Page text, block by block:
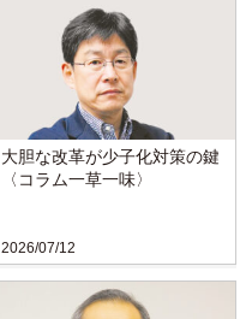
2026/07/12
大胆な改革が少子化対策の鍵
〈コラム一草一味〉